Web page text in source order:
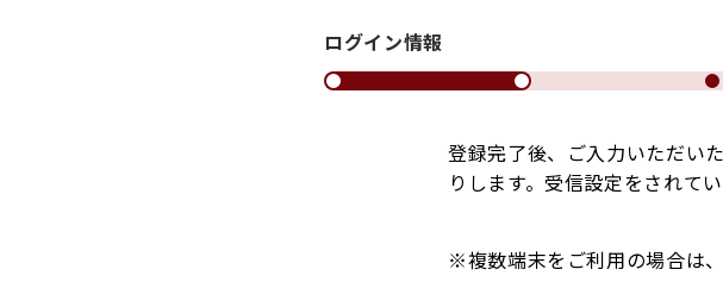
ログイン情報
登録完了後、ご入力いただい
りします。受信設定をされて
※複数端末をご利用の場合は